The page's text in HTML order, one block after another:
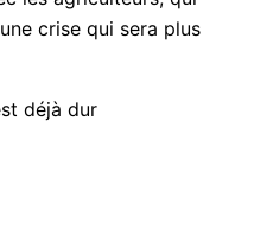
crise qui sera plus
déjà dur